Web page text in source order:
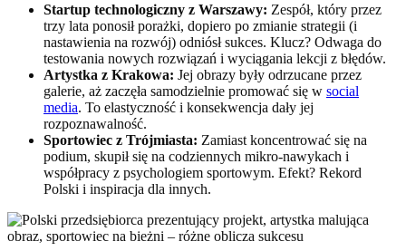
Startup technologiczny z Warszawy: Zespół, który przez
trzy lata ponosił porażki, dopiero po zmianie strategii (i
nastawienia na rozwój) odniósł sukces. Klucz? Odwaga do
testowania nowych rozwiązań i wyciągania lekcji z błędów.
Artystka z Krakowa: Jej obrazy były odrzucane przez
galerie, aż zaczęła samodzielnie promować się w social
media. To elastyczność i konsekwencja dały jej
rozpoznawalność.
Sportowiec z Trójmiasta: Zamiast koncentrować się na
podium, skupił się na codziennych mikro-nawykach i
współpracy z psychologiem sportowym. Efekt? Rekord
Polski i inspiracja dla innych.